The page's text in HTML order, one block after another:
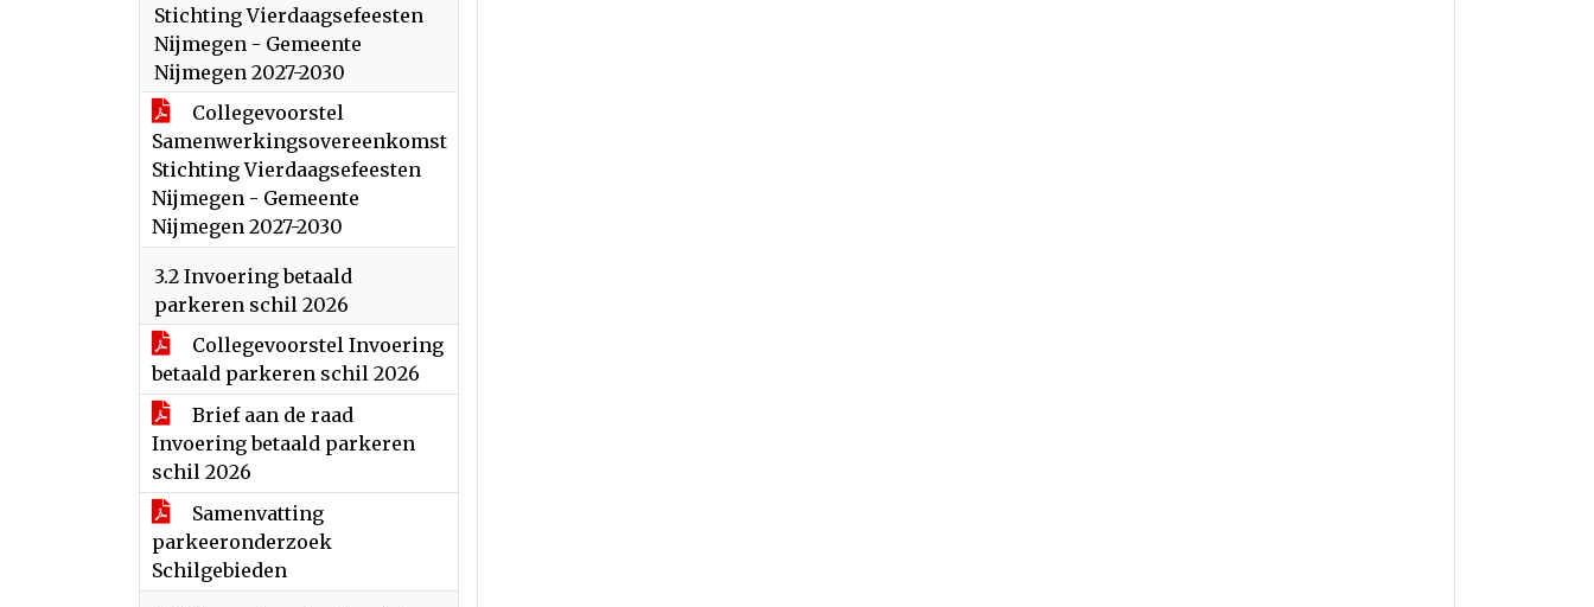
Stichting Vierdaagsefeesten
Nijmegen - Gemeente
Nijmegen 2027-2030
Collegevoorstel
Samenwerkingsovereenkomst
Stichting Vierdaagsefeesten
Nijmegen - Gemeente
Nijmegen 2027-2030
3.2 Invoering betaald
parkeren schil 2026
Collegevoorstel Invoering
betaald parkeren schil 2026
Brief aan de raad
Invoering betaald parkeren
schil 2026
Samenvatting
parkeeronderzoek
Schilgebieden